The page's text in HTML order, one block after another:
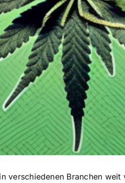
verschiedenen Branchen